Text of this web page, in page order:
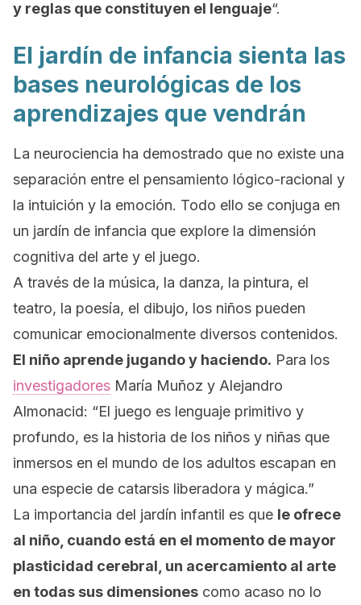
y reglas que constituyen el lenguaje“.
El jardín de infancia sienta las
bases neurológicas de los
aprendizajes que vendrán
La neurociencia ha demostrado que no existe una
separación entre el pensamiento lógico-racional y
la intuición y la emoción. Todo ello se conjuga en
un jardín de infancia que explore la dimensión
cognitiva del arte y el juego.
A través de la música, la danza, la pintura, el
teatro, la poesía, el dibujo, los niños pueden
comunicar emocionalmente diversos contenidos.
El niño aprende jugando y haciendo. Para los
investigadores María Muñoz y Alejandro
Almonacid: “El juego es lenguaje primitivo y
profundo, es la historia de los niños y niñas que
inmersos en el mundo de los adultos escapan en
una especie de catarsis liberadora y mágica.”
La importancia del jardín infantil es que le ofrece
al niño, cuando está en el momento de mayor
plasticidad cerebral, un acercamiento al arte
en todas sus dimensiones como acaso no lo